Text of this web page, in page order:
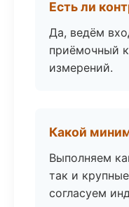
Есть ли
Да, ведём
приёмочный
измерений.
Какой
Выполняем
так и
согласуем